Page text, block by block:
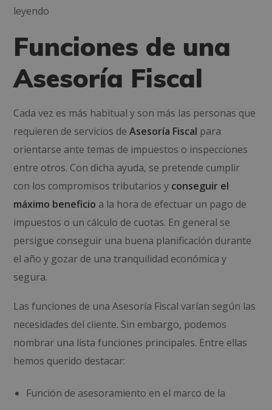
leyendo
Funciones de una
Asesoría Fiscal
Cada vez es más habitual y son más las personas que
requieren de servicios deAsesoría Fiscal para
orientarse ante temas de impuestos o inspecciones
entre otros. Con dicha ayuda, se pretende cumplir
con los compromisos tributarios y conseguir el
máximo beneficio a la hora de efectuar un pago de
impuestos o un cálculo de cuotas. En general se
persigue conseguir una buena planificación durante
el año y gozar de una tranquilidad económica y
segura.
Las funciones de una Asesoría Fiscal varían según las
necesidades del cliente. Sin embargo, podemos
nombrar una lista funciones principales. Entre ellas
hemos querido destacar:
Función de asesoramiento en el marco de la